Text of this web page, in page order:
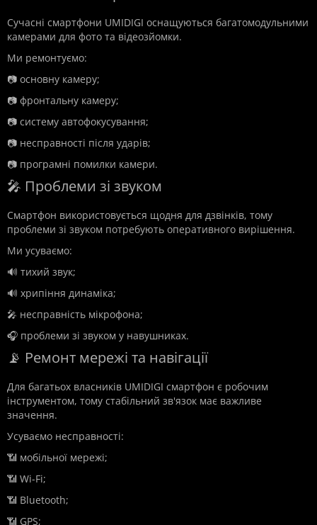
Сучасні смартфони UMIDIGI оснащуються багатомодульними
камерами для фото та відеозйомки.
Ми ремонтуємо:
📷 основну камеру;
📷 фронтальну камеру;
📷 систему автофокусування;
📷 несправності після ударів;
📷 програмні помилки камери.
🎤 Проблеми зі звуком
Смартфон використовується щодня для дзвінків, тому
проблеми зі звуком потребують оперативного вирішення.
Ми усуваємо:
🔊 тихий звук;
🔊 хрипіння динаміка;
🎤 несправність мікрофона;
🎧 проблеми зі звуком у навушниках.
📡 Ремонт мережі та навігації
Для багатьох власників UMIDIGI смартфон є робочим
інструментом, тому стабільний зв'язок має важливе
значення.
Усуваємо несправності:
📶 мобільної мережі;
📶 Wi-Fi;
📶 Bluetooth;
📶 GPS;